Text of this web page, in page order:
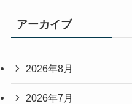
アーカイブ
2026年8月
2026年7月